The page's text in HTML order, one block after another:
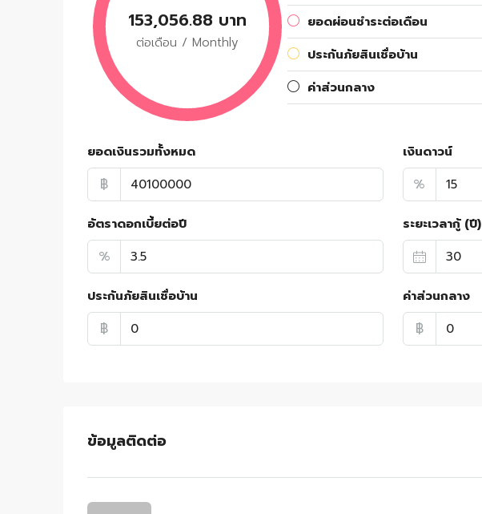
153,056.88 บาท
ต่อเดือน / Monthly
ยอดผ่อนชำระต่อเดือน
ประกันภัยสินเชื่อบ้าน
ค่าส่วนกลาง
ยอดเงินรวมทั้งหมด
฿
เงินดาวน์
%
อัตราดอกเบี้ยต่อปี
%
ระยะเวลากู้ (ปี)
ประกันภัยสินเชื่อบ้าน
฿
ค่าส่วนกลาง
฿
ข้อมูลติดต่อ